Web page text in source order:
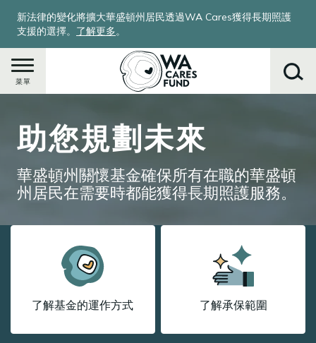
新法律的變化將擴大華盛頓州居民透過WA Cares獲得長期照護
支援的選擇。 了解更多。
菜單
助您規劃未來
華盛頓州關懷基金確保所有在職的華盛頓
州居民在需要時都能獲得長期照護服務。
了解基金的運作方式 了解承保範圍